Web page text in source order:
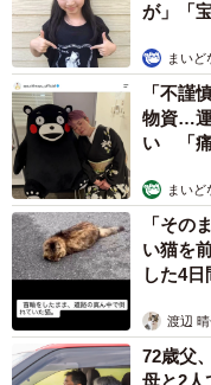
特にお気に入りのにんじん
アンのポメリーさん）
――ポメリーくんはお
「おもちゃで遊ぶのが
大好きです。お迎えし
――顔におもちゃが引
が」「
まいど
「不謹
物資…
い 「痛
まいど
「その
い猫を
した4
渡辺
72歳父
母と2